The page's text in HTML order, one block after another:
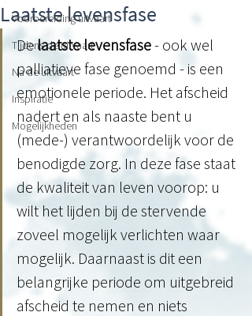
Voorbereiding uitvaart
Tijdens de uitvaart
Na de uitvaart
Inspiratie
Mogelijkheden
Laatste levensfase
De laatste levensfase - ook wel
palliatieve fase genoemd -is een
emotionele periode. Het afscheid
nadert en als naaste bent u
(mede-) verantwoordelijk voor de
benodigde zorg. In deze fase staat
de kwaliteit van leven voorop: u
wilt het lijden bij de stervende
zoveel mogelijk verlichten waar
mogelijk. Daarnaast is dit een
belangrijke periode om uitgebreid
afscheid te nemen en niets